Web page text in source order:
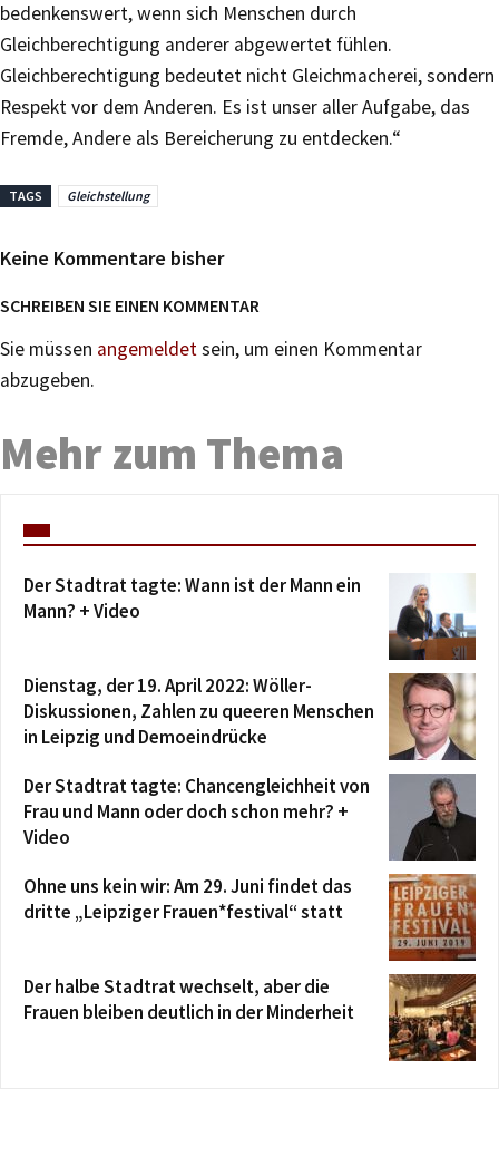
bedenkenswert, wenn sich Menschen durch
Gleichberechtigung anderer abgewertet fühlen.
Gleichberechtigung bedeutet nicht Gleichmacherei, sondern
Respekt vor dem Anderen. Es ist unser aller Aufgabe, das
Fremde, Andere als Bereicherung zu entdecken.“
TAGS Gleichstellung
Keine Kommentare bisher
SCHREIBEN SIE EINEN KOMMENTAR
Sie müssen angemeldetsein, um einen Kommentar
abzugeben.
Mehr zum Thema
Der Stadtrat tagte: Wann ist der Mann ein
Mann? + Video
Dienstag, der 19. April 2022: Wöller-
Diskussionen, Zahlen zu queeren Menschen
in Leipzig und Demoeindrücke
Der Stadtrat tagte: Chancengleichheit von
Frau und Mann oder doch schon mehr? +
Video
Ohne uns kein wir: Am 29. Juni findet das
dritte „Leipziger Frauen*festival“ statt
Der halbe Stadtrat wechselt, aber die
Frauen bleiben deutlich in der Minderheit